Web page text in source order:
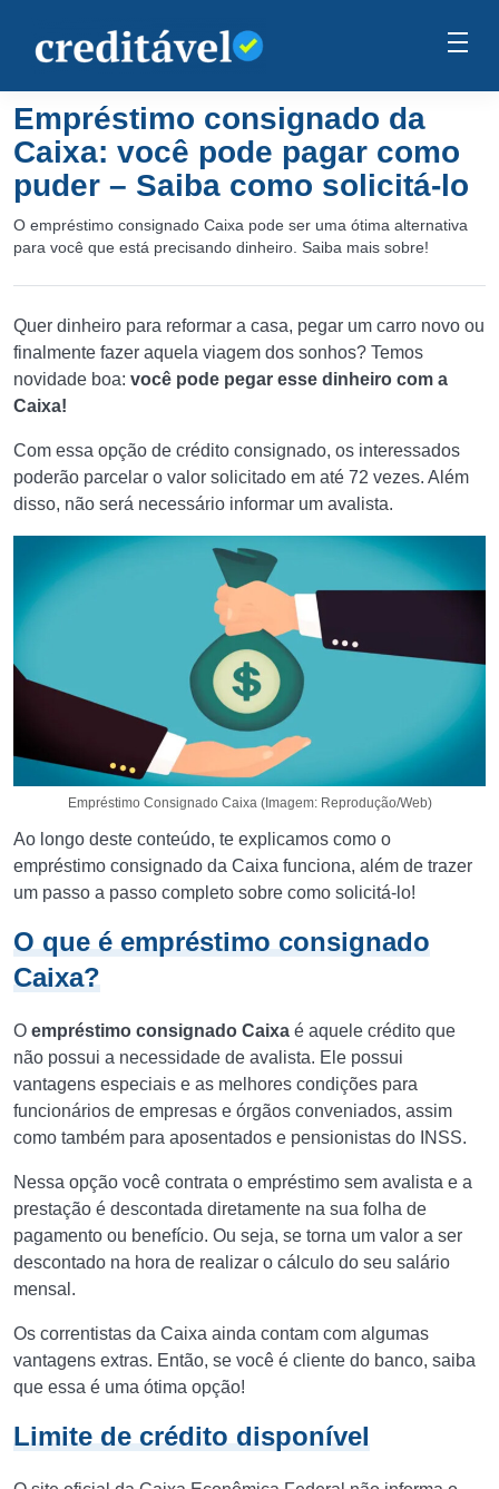
Empréstimo consignado da
Caixa: você pode pagar como
puder – Saiba como solicitá-lo
O empréstimo consignado Caixa pode ser uma ótima alternativa
para você que está precisando dinheiro. Saiba mais sobre!
Quer dinheiro para reformar a casa, pegar um carro novo ou
finalmente fazer aquela viagem dos sonhos? Temos
novidade boa: você pode pegar esse dinheiro com a
Caixa!
Com essa opção de crédito consignado, os interessados
poderão parcelar o valor solicitado em até 72 vezes. Além
disso, não será necessário informar um avalista.
Empréstimo Consignado Caixa (Imagem: Reprodução/Web)
Ao longo deste conteúdo, te explicamos como o
empréstimo consignado da Caixa funciona, além de trazer
um passo a passo completo sobre como solicitá-lo!
O que é empréstimo consignado
Caixa?
O empréstimo consignado Caixa é aquele crédito que
não possui a necessidade de avalista. Ele possui
vantagens especiais e as melhores condições para
funcionários de empresas e órgãos conveniados, assim
como também para aposentados e pensionistas do INSS.
Nessa opção você contrata o empréstimo sem avalista e a
prestação é descontada diretamente na sua folha de
pagamento ou benefício. Ou seja, se torna um valor a ser
descontado na hora de realizar o cálculo do seu salário
mensal.
Os correntistas da Caixa ainda contam com algumas
vantagens extras. Então, se você é cliente do banco, saiba
que essa é uma ótima opção!
Limite de crédito disponível